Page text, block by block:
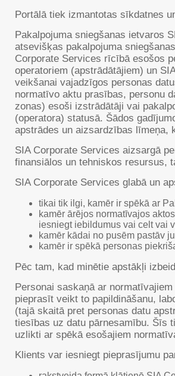
Portālā tiek izmantotas sīkdatnes
Pakalpojuma sniegšanas ietvaros
atsevišķas pakalpojuma
Corporate Services rīcībā esošos
operatoriem (apstrādātājiem) un
veikšanai vajadzīgos personas
normatīvo aktu prasības, personu
zonas) esoši izstrādātāji vai
(operatora) statusā. Šādos
apstrādes un aizsardzības līmeņa,
SIA Corporate Services aizsargā
finansiālos un tehniskos resursus,
SIA Corporate Services glabā un
tikai tik ilgi, kamēr ir spēkā ar
kamēr ārējos normatīvajos
iesniegt iebildumus vai celt vai
kamēr kādai no pusēm pastāv
kamēr ir spēkā personas
Pēc tam, kad minētie apstākļi
Personai saskaņā ar
pieprasīt veikt to papildināšanu,
(tajā skaitā pret personas datu
tiesības uz datu pārnesamību. Šīs
uzlikti ar spēkā esošajiem
Klients var iesniegt pieprasījumu